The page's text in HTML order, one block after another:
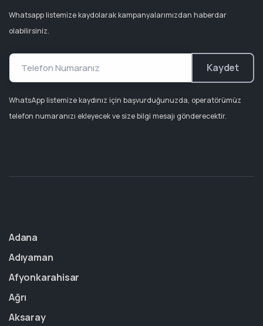
Whatsapp listemize kaydolarak kampanyalarımızdan haberdar
olabilirsiniz.
Kaydet
WhatsApp listemize kaydınız için başvurduğunuzda, operatörümüz
telefon numaranızı ekleyecek ve size bilgi mesajı gönderecektir.
Adana
Adıyaman
Afyonkarahisar
Ağrı
Aksaray